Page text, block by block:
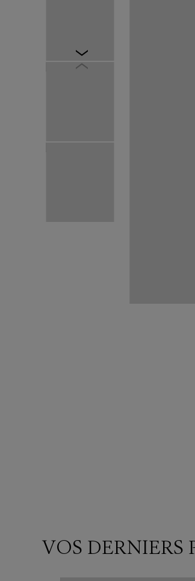
VOS DERNIERS